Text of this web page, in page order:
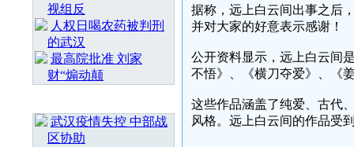
视组反
人权日喝农药被判刑
的武汉
最高院批准 刘家
财“煽动颠
武汉疫情失控 中部战
区协助
据称，远上白云间出事之后
并对大家的好意表示感谢！
公开资料显示，远上白云间
不悟》、《横刀夺爱》、《
这些作品涵盖了纯爱、古代
风格。远上白云间的作品受